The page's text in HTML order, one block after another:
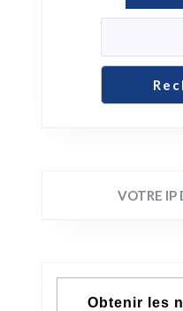
VOTRE IP
Obtenir les